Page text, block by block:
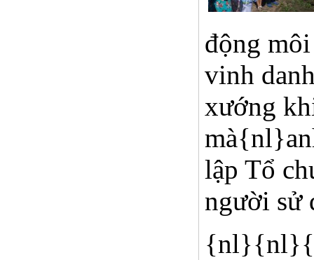
động
vinh
xướng
lập Tổ
người sử